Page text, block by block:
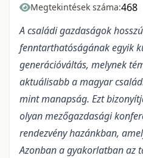
Megtekintések száma:468
A családi gazdaságok
fenntarthatóságának egyik
generációváltás, melynek
aktuálisabb a magyar
mint manapság. Ezt
olyan mezőgazdasági
rendezvény hazánkban,
Azonban a gyakorlatban az